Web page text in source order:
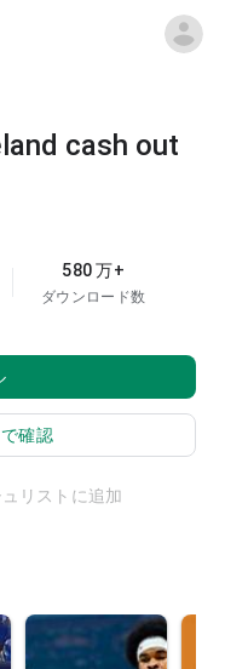
cash out
580 万+
ダウンロード数
確認
リストに追加